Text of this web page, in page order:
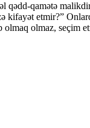
qamətə
etmir?”
olmaz, seçim